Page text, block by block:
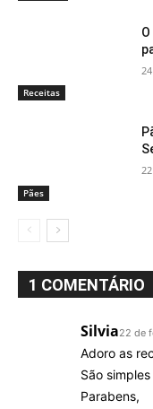
Receitas
Pães
1 COMENTÁRIO
Silvia22 de
Adoro as
São
Parabens,